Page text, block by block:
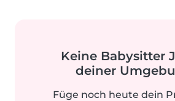
Keine Babysitter
deiner
Füge noch heute dein